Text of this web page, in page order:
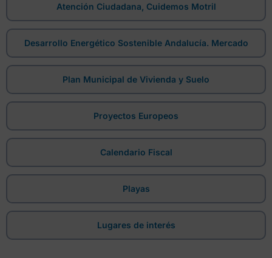
Atención Ciudadana, Cuidemos Motril
Desarrollo Energético Sostenible Andalucía. Mercado
Plan Municipal de Vivienda y Suelo
Proyectos Europeos
Calendario Fiscal
Playas
Lugares de interés